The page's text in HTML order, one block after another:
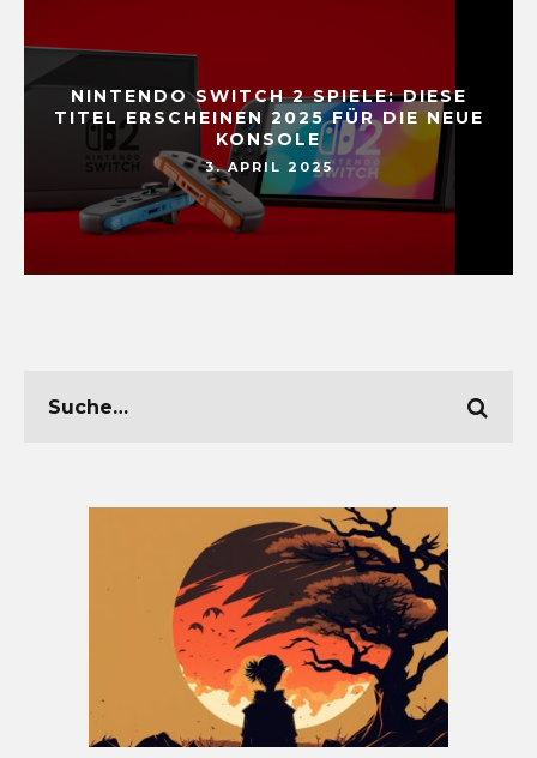
NINTENDO SWITCH 2 SPIELE: DIESE
TITEL ERSCHEINEN 2025 FÜR DIE NEUE
KONSOLE
3. APRIL 2025